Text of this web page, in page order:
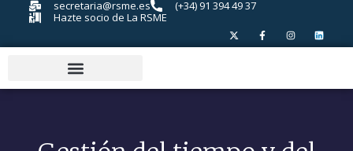
secretaria@rsme.es
(+34) 91 394 49 37
Hazte socio de La RSME